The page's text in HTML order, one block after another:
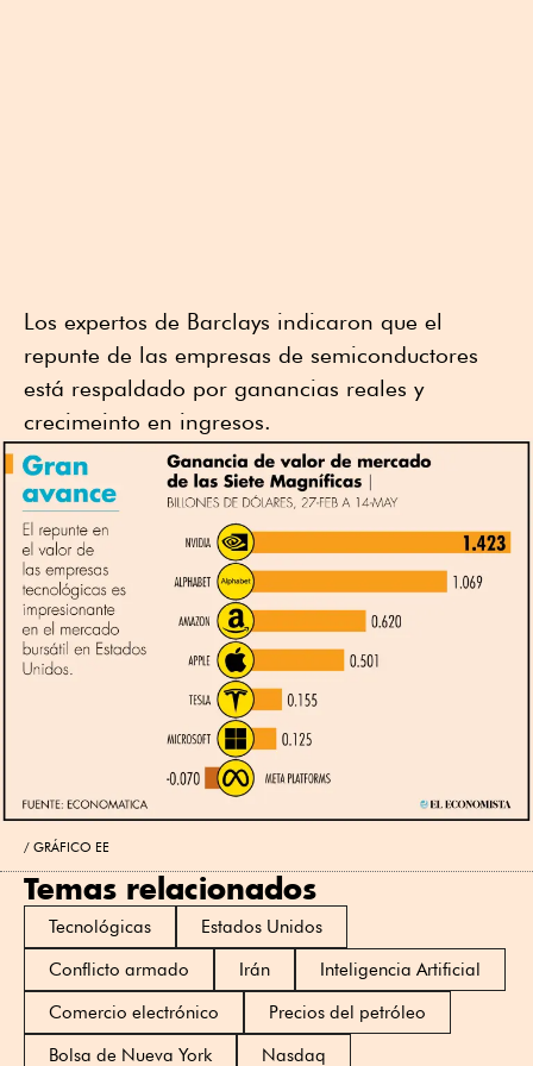
Los expertos de Barclays indicaron que el
repunte de las empresas de semiconductores
está respaldado por ganancias reales y
crecimeinto en ingresos.
GRÁFICO EE
Temas relacionados
Tecnológicas
Estados Unidos
Conflicto armado
Irán
Inteligencia Artificial
Comercio electrónico
Precios del petróleo
Bolsa de Nueva York
Nasdaq